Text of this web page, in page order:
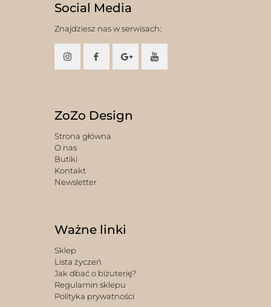
Social Media
Znajdziesz nas w serwisach:
ZoZo Design
Strona główna
O nas
Butiki
Kontakt
Newsletter
Ważne linki
Sklep
Lista życzeń
Jak dbać o biżuterię?
Regulamin sklepu
Polityka prywatności